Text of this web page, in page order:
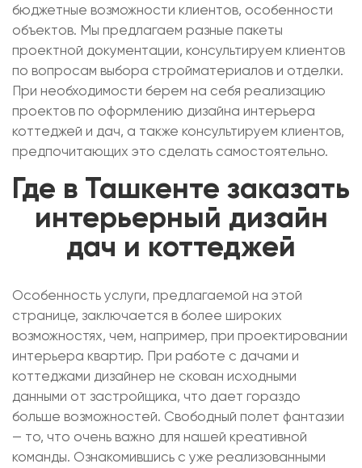
бюджетные возможности клиентов, особенности
объектов. Мы предлагаем разные пакеты
проектной документации, консультируем клиентов
по вопросам выбора стройматериалов и отделки.
При необходимости берем на себя реализацию
проектов по оформлению дизайна интерьера
коттеджей и дач, а также консультируем клиентов,
предпочитающих это сделать самостоятельно.
Где в Ташкенте заказать
интерьерный дизайн
дач и коттеджей
Особенность услуги, предлагаемой на этой
странице, заключается в более широких
возможностях, чем, например, при проектировании
интерьера квартир. При работе с дачами и
коттеджами дизайнер не скован исходными
данными от застройщика, что дает гораздо
больше возможностей. Свободный полет фантазии
— то, что очень важно для нашей креативной
команды. Ознакомившись с уже реализованными